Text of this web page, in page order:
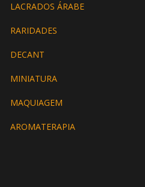
LACRADOS ÁRABE
RARIDADES
DECANT
MINIATURA
MAQUIAGEM
AROMATERAPIA